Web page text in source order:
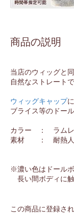
商品の説明
当店のウィッグと
自然なストレート
ウィッグキャップ
ブライス等のドー
カラー ： ラムレ
素材 ： 耐熱人
※濃い色はドール
長い間ボディに触
この商品に登録さ